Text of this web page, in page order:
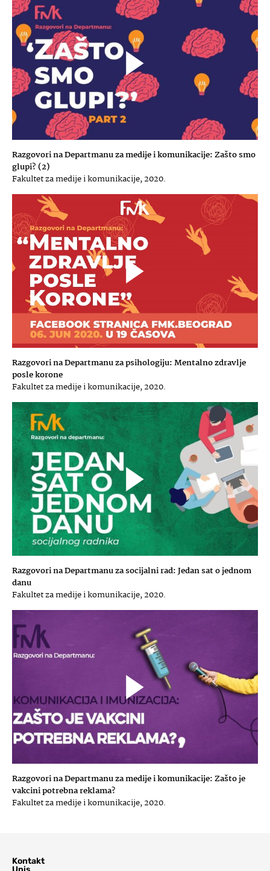
Razgovori na Departmanu za medije i komunikacije: Zašto smo
glupi? (2)
Fakultet za medije i komunikacije, 2020.
Razgovori na Departmanu za psihologiju: Mentalno zdravlje
posle korone
Fakultet za medije i komunikacije, 2020.
Razgovori na Departmanu za socijalni rad: Jedan sat o jednom
danu
Fakultet za medije i komunikacije, 2020.
Razgovori na Departmanu za medije i komunikacije: Zašto je
vakcini potrebna reklama?
Fakultet za medije i komunikacije, 2020.
Kontakt